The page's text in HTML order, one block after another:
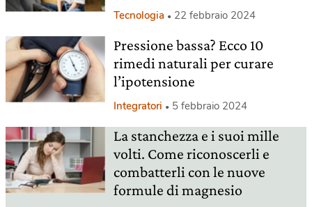
Tecnologia 22 febbraio 2024
Pressione bassa? Ecco 10
rimedi naturali per curare
l’ipotensione
Integratori 5 febbraio 2024
La stanchezza e i suoi mille
volti. Come riconoscerli e
combatterli con le nuove
formule di magnesio